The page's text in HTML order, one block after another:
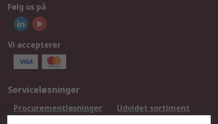
Følg os på
Vi accepterer
Serviceløsninger
Procurementløsninger
Udvidet sortiment